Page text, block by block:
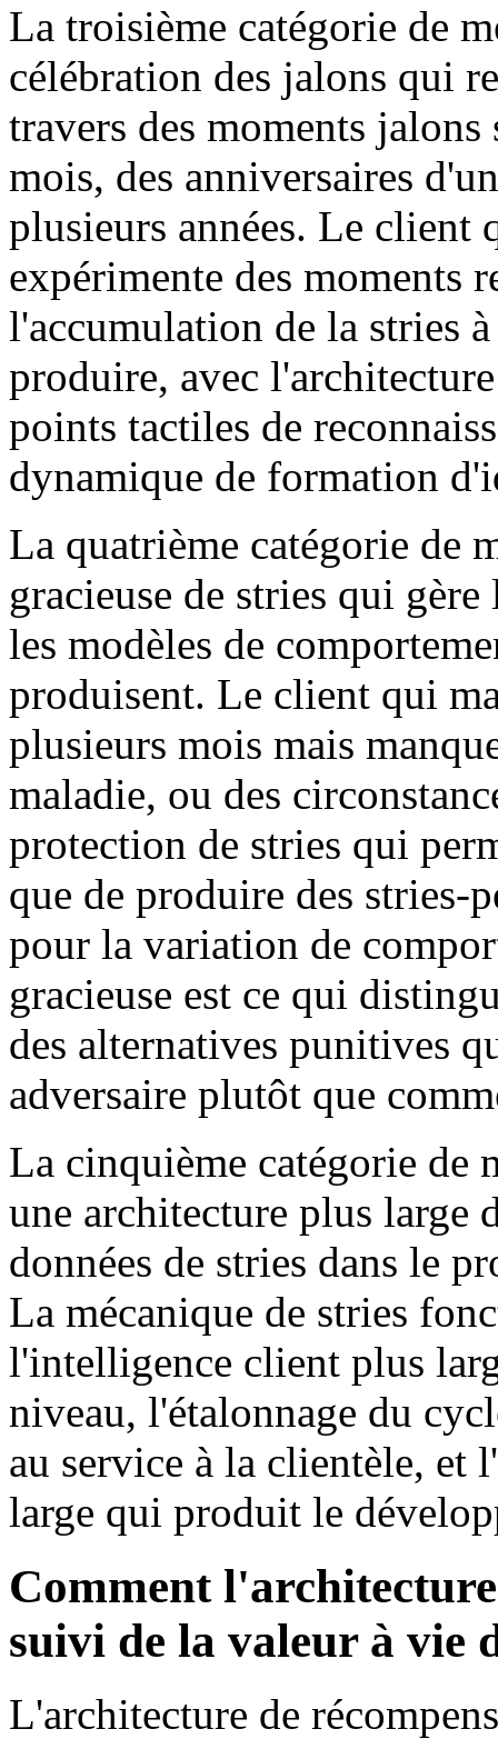
La troisième catégorie de
célébration des jalons qui
travers des moments
mois, des anniversaires
plusieurs années. Le client
expérimente des moments
l'accumulation de la stries
produire, avec
points tactiles de
dynamique de formation
La quatrième catégorie de
gracieuse de stries qui
les modèles de
produisent. Le client qui
plusieurs mois mais
maladie, ou des
protection de stries qui
que de produire des
pour la variation de
gracieuse est ce qui
des alternatives punitives
adversaire plutôt que
La cinquième catégorie de
une architecture plus large
données de stries dans le
La mécanique de stries
l'intelligence client plus
niveau, l'étalonnage du
au service à la clientèle, et
large qui produit le
Comment
suivi de la valeur à vie
L'architecture de